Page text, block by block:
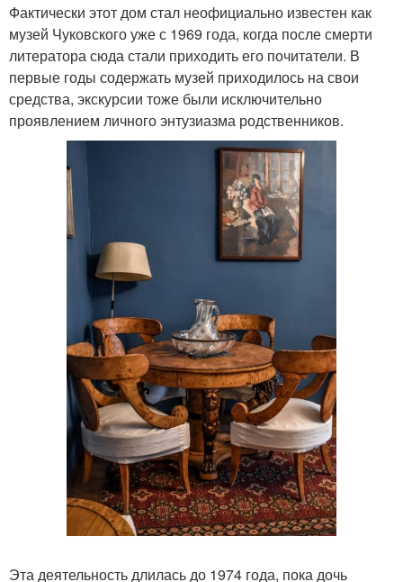
Фактически этот дом стал неофициально известен как
музей Чуковского уже с 1969 года, когда после смерти
литератора сюда стали приходить его почитатели. В
первые годы содержать музей приходилось на свои
средства, экскурсии тоже были исключительно
проявлением личного энтузиазма родственников.
Эта деятельность длилась до 1974 года, пока дочь